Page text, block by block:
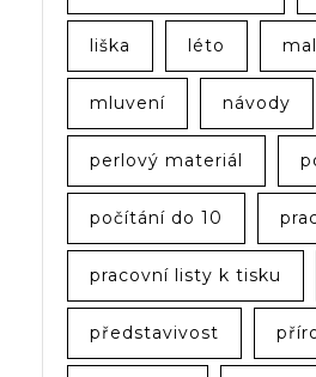
liška léto
mluvení návody
perlový materiál
počítání do 10
pracovní listy k tisku
představivost